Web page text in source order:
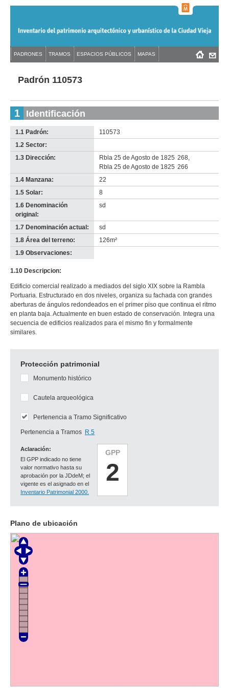
navigation
Back
topPadrón 110573
1 Identificación
1.1 Padrón:
110573
1.2 Sector:
no
info-
1.3 Dirección: Rbla 25 de Agosto de 1825 268,
Rbla 25 de Agosto de 1825 266
1.4 Manzana:
22
1.5 Solar:
8
1.6 Denominación
original:
sd
1.7 Denominación actual:
sd
1.8 Área del terreno:
126m²
1.9 Observaciones:
1.10 Descripcion:
Edificio comercial realizado a mediados del siglo XIX sobre la Rambla
Portuaria. Estructurado en dos niveles, organiza su fachada con grandes
aberturas de ángulos redondeados en el primer piso que continua el ritmo
en planta baja. Actualmente en buen estado de conservación. Integra una
secuencia de edificios realizados para el mismo fin y formalmente
similares.
Protección patrimonial
GPP
2
Aclaración:
El GPP indicado no tiene
valor normativo hasta su
aprobación por la JDdeM; el
vigente es el asignado en el
Inventario Patrimonial 2000.
Monumento histórico
Cautela arqueológica
Pertenencia a Tramo Significativo
Pertenencia a Tramos R 5
Plano de ubicación
Back
to Menú
PADRONES TRAMOS ESPACIOS PÚBLICOS MAPAS